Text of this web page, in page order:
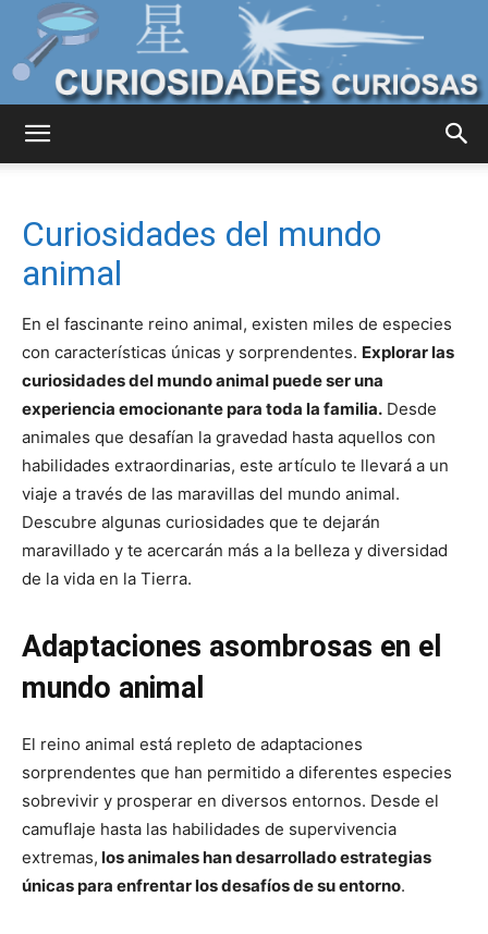
Curiosas
del
Mundo
Curiosidades del mundo
animal
En el fascinante reino animal, existen miles de especies
con características únicas y sorprendentes. Explorar las
curiosidades del mundo animal puede ser una
experiencia emocionante para toda la familia. Desde
animales que desafían la gravedad hasta aquellos con
habilidades extraordinarias, este artículo te llevará a un
viaje a través de las maravillas del mundo animal.
Descubre algunas curiosidades que te dejarán
maravillado y te acercarán más a la belleza y diversidad
de la vida en la Tierra.
Adaptaciones asombrosas en el
mundo animal
El reino animal está repleto de adaptaciones
sorprendentes que han permitido a diferentes especies
sobrevivir y prosperar en diversos entornos. Desde el
camuflaje hasta las habilidades de supervivencia
extremas, los animales han desarrollado estrategias
únicas para enfrentar los desafíos de su entorno.